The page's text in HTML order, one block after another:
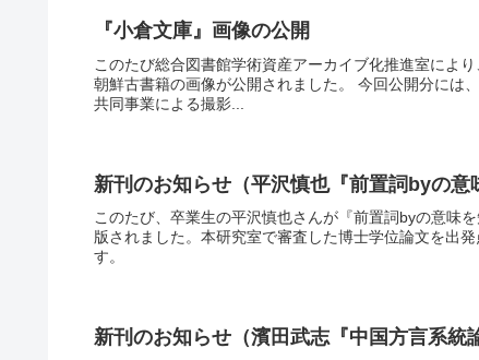
『小倉文庫』画像の公開
このたび総合図書館学術資産アーカイブ化推進室によ
朝鮮古書籍の画像が公開されました。 今回公開分には
共同事業による撮影...
新刊のお知らせ（平沢慎也『前置詞byの意
このたび、卒業生の平沢慎也さんが『前置詞byの意味
版されました。本研究室で審査した博士学位論文を出
す。
新刊のお知らせ（濱田武志『中国方言系統